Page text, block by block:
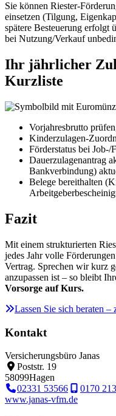
Sie können Riester-
einsetzen (Tilgung,
spätere Besteuerung erfolgt
bei Nutzung/Verkauf
Ihr jährlicher
Kurzliste
Vorjahresbrutto
Kinderzulagen-
Förderstatus bei Job-/
Dauerzulagenantrag
Bankverbindung)
Belege bereithalten
Fazit
Mit einem strukturierten
jedes Jahr volle
Vertrag. Sprechen wir kurz
anzupassen ist – so bleibt
Vorsorge auf Kurs.
Lassen Sie sich beraten
Kontakt
Versicherungsbüro Janas
Poststr. 19
58099Hagen
02331 53566
0170
www.janas-vfm.de